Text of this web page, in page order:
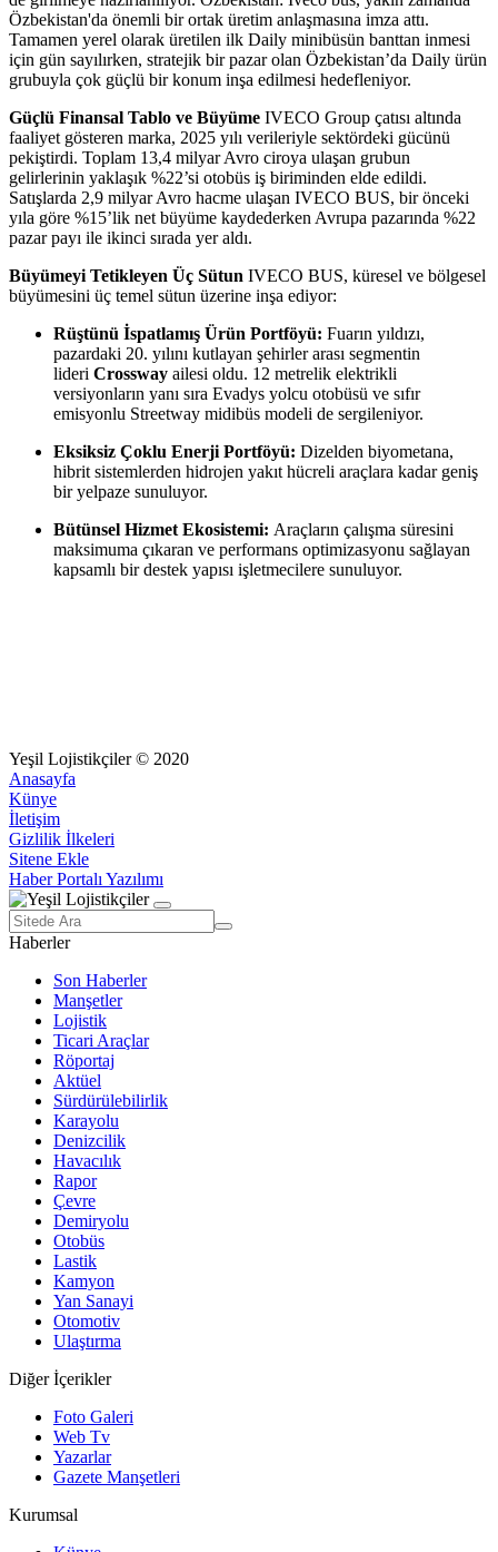
Özbekistan'da önemli bir ortak üretim anlaşmasına imza attı.
Tamamen yerel olarak üretilen ilk Daily minibüsün banttan inmesi
için gün sayılırken, stratejik bir pazar olan Özbekistan’da Daily ürün
grubuyla çok güçlü bir konum inşa edilmesi hedefleniyor.
Güçlü Finansal Tablo ve Büyüme IVECO Group çatısı altında
faaliyet gösteren marka, 2025 yılı verileriyle sektördeki gücünü
pekiştirdi. Toplam 13,4 milyar Avro ciroya ulaşan grubun
gelirlerinin yaklaşık %22’si otobüs iş biriminden elde edildi.
Satışlarda 2,9 milyar Avro hacme ulaşan IVECO BUS, bir önceki
yıla göre %15’lik net büyüme kaydederken Avrupa pazarında %22
pazar payı ile ikinci sırada yer aldı.
Büyümeyi Tetikleyen Üç Sütun IVECO BUS, küresel ve bölgesel
büyümesini üç temel sütun üzerine inşa ediyor:
Rüştünü İspatlamış Ürün Portföyü: Fuarın yıldızı,
pazardaki 20. yılını kutlayan şehirler arası segmentin
lideri Crossway ailesi oldu. 12 metrelik elektrikli
versiyonların yanı sıra Evadys yolcu otobüsü ve sıfır
emisyonlu Streetway midibüs modeli de sergileniyor.
Eksiksiz Çoklu Enerji Portföyü: Dizelden biyometana,
hibrit sistemlerden hidrojen yakıt hücreli araçlara kadar geniş
bir yelpaze sunuluyor.
Bütünsel Hizmet Ekosistemi: Araçların çalışma süresini
maksimuma çıkaran ve performans optimizasyonu sağlayan
kapsamlı bir destek yapısı işletmecilere sunuluyor.
Yeşil Lojistikçiler © 2020
Anasayfa
Künye
İletişim
Gizlilik İlkeleri
Sitene Ekle
Haber Portalı Yazılımı
Haberler
Son Haberler
Manşetler
Lojistik
Ticari Araçlar
Röportaj
Aktüel
Sürdürülebilirlik
Karayolu
Denizcilik
Havacılık
Rapor
Çevre
Demiryolu
Otobüs
Lastik
Kamyon
Yan Sanayi
Otomotiv
Ulaştırma
Diğer İçerikler
Foto Galeri
Web Tv
Yazarlar
Gazete Manşetleri
Kurumsal